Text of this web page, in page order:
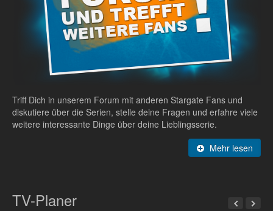
Triff Dich in unserem Forum mit anderen Stargate Fans und
diskutiere über die Serien, stelle deine Fragen und erfahre viele
weitere interessante Dinge über deine Lieblingsserie.
Mehr lesen
TV-Planer